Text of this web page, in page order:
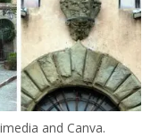
and Canva.